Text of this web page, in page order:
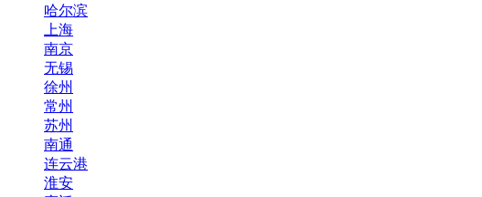
哈尔滨
上海
南京
无锡
徐州
常州
苏州
南通
连云港
淮安